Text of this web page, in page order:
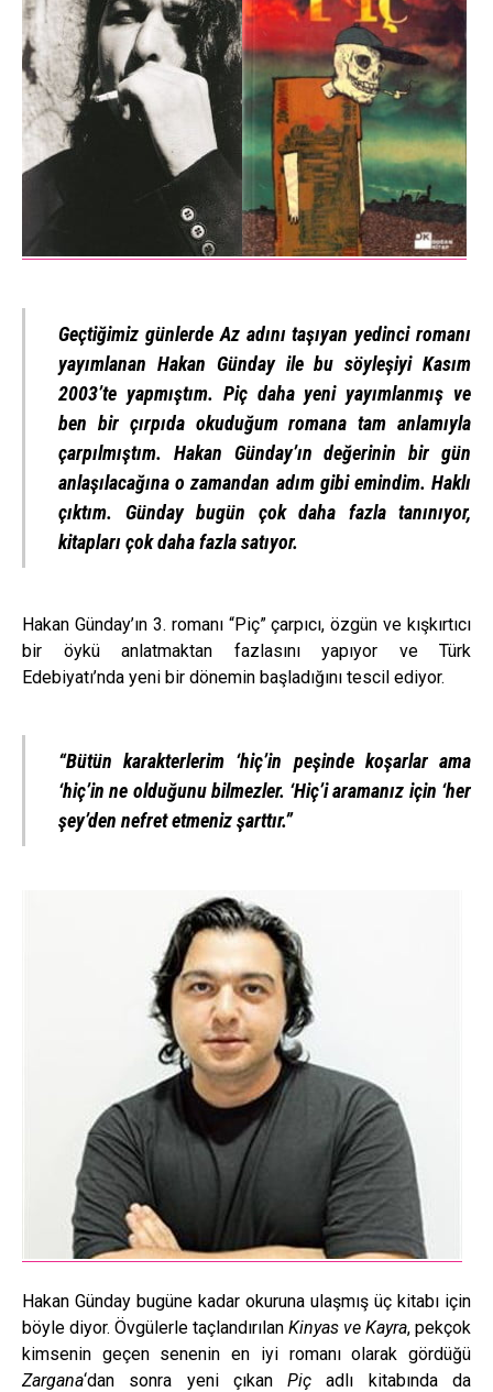
Geçtiğimiz günlerde Az adını taşıyan yedinci romanı
yayımlanan Hakan Günday ile bu söyleşiyi Kasım
2003’te yapmıştım. Piç daha yeni yayımlanmış ve
ben bir çırpıda okuduğum romana tam anlamıyla
çarpılmıştım. Hakan Günday’ın değerinin bir gün
anlaşılacağına o zamandan adım gibi emindim. Haklı
çıktım. Günday bugün çok daha fazla tanınıyor,
kitapları çok daha fazla satıyor.
Hakan Günday’ın 3. romanı “Piç” çarpıcı, özgün ve kışkırtıcı
bir öykü anlatmaktan fazlasını yapıyor ve Türk
Edebiyatı’nda yeni bir dönemin başladığını tescil ediyor.
“Bütün karakterlerim ‘hiç’in peşinde koşarlar ama
‘hiç’in ne olduğunu bilmezler. ‘Hiç’i aramanız için ‘her
şey’­den nefret etmeniz şarttır.”
Hakan Gün­day bugüne kadar okuruna ulaşmış üç ki­tabı için
böyle diyor. Övgülerle taçlandırı­lan Kinyas ve Kayra, pekçok
kimsenin ge­çen senenin en iyi romanı olarak gördüğü
Zargana‘dan sonra ye­ni çıkanPiçadlı kita­bında da